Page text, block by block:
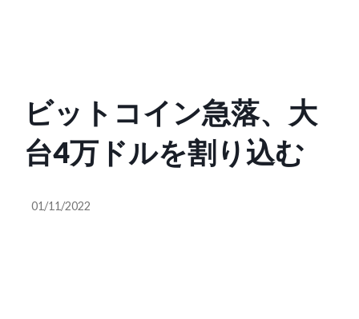
ビットコイン急落、大
台4万ドルを割り込む
01/11/2022